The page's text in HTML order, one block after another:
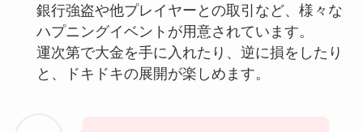
銀行強盗や他プレイヤーとの取引など、様々な
ハプニングイベントが用意されています。
運次第で大金を手に入れたり、逆に損をしたり
と、ドキドキの展開が楽しめます。